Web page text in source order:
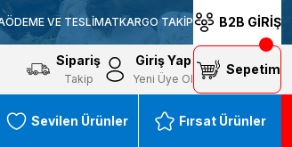
ÖDEME VE TESLİMATKARGO TAKİP B2B GİRİŞ
Sipariş
Takip
Giriş Yap
Yeni Üye Ol
Sepetim
Sevilen Ürünler Fırsat Ürünler